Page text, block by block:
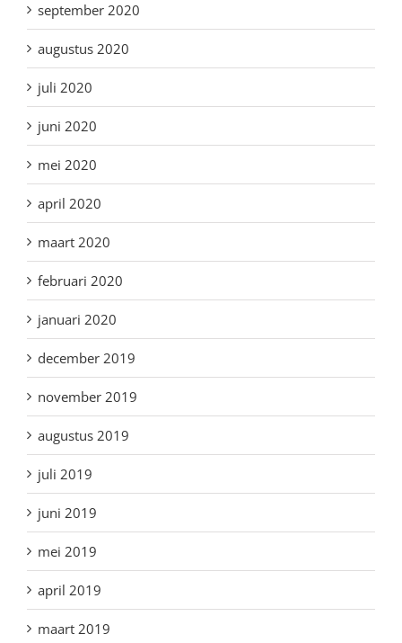
september 2020
augustus 2020
juli 2020
juni 2020
mei 2020
april 2020
maart 2020
februari 2020
januari 2020
december 2019
november 2019
augustus 2019
juli 2019
juni 2019
mei 2019
april 2019
maart 2019